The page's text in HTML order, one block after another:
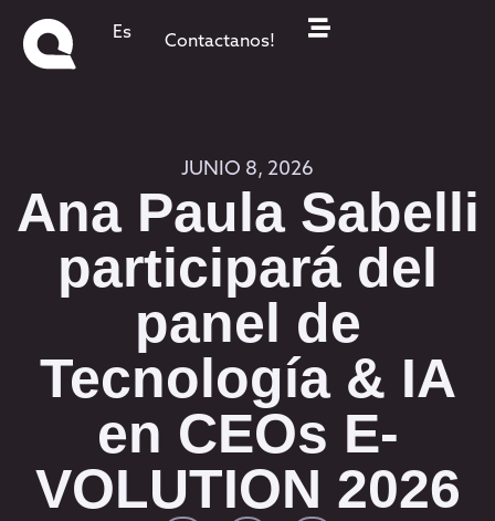
Es Contactanos!
JUNIO 8, 2026
Ana Paula Sabelli
participará del
panel de
Tecnología & IA
en CEOs E-
VOLUTION 2026